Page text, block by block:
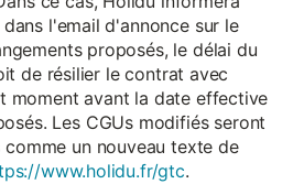
l'email d'annonce sur le
proposés, le délai du
de résilier le contrat avec
moment avant la date effective
Les CGUs modifiés seront
un nouveau texte de
www.holidu.fr/gtc.